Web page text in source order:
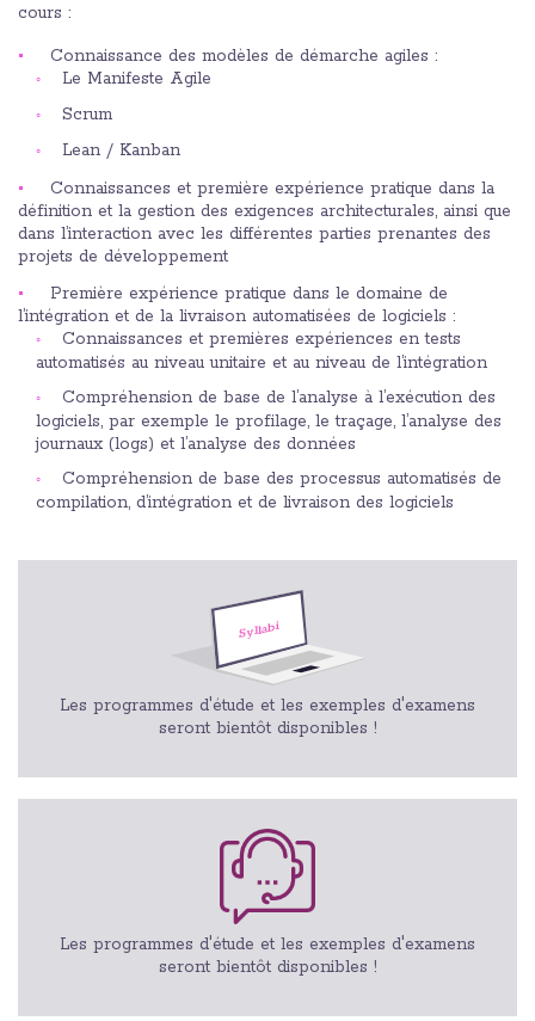
cours :
Connaissance des modèles de démarche agiles :
Le Manifeste Agile
Scrum
Lean / Kanban
Connaissances et première expérience pratique dans la
définition et la gestion des exigences architecturales, ainsi que
dans l’interaction avec les différentes parties prenantes des
projets de développement
Première expérience pratique dans le domaine de
l’intégration et de la livraison automatisées de logiciels :
Connaissances et premières expériences en tests
automatisés au niveau unitaire et au niveau de l’intégration
Compréhension de base de l’analyse à l’exécution des
logiciels, par exemple le profilage, le traçage, l’analyse des
journaux (logs) et l’analyse des données
Compréhension de base des processus automatisés de
compilation, d’intégration et de livraison des logiciels
Les programmes d'étude et les exemples d'examens
seront bientôt disponibles !
Les programmes d'étude et les exemples d'examens
seront bientôt disponibles !